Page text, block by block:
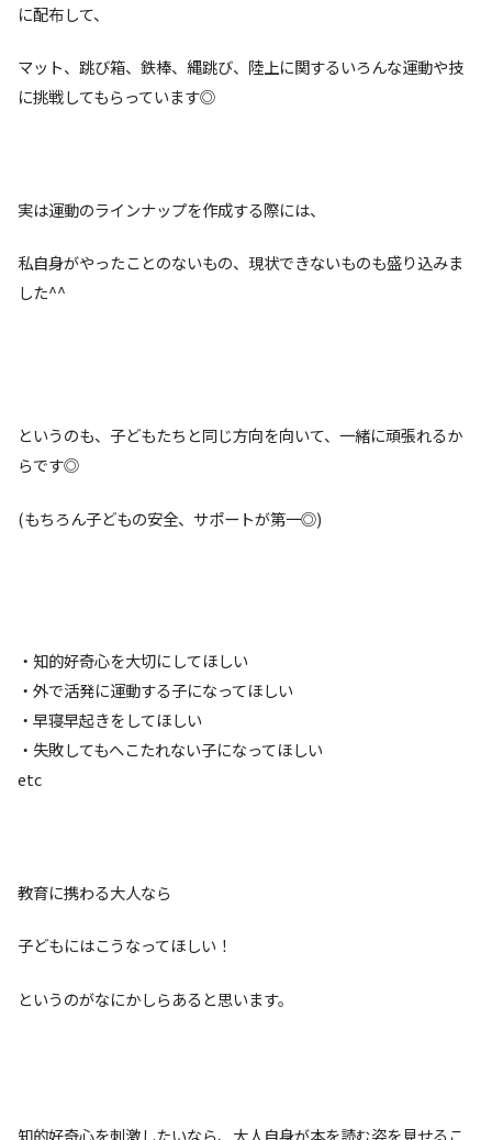
に配布して、
マット、跳び箱、鉄棒、縄跳び、陸上に関するいろんな運動や技
に挑戦してもらっています◎
実は運動のラインナップを作成する際には、
私自身がやったことのないもの、現状できないものも盛り込みま
した^^
というのも、子どもたちと同じ方向を向いて、一緒に頑張れるか
らです◎
(もちろん子どもの安全、サポートが第一◎)
・知的好奇心を大切にしてほしい
・外で活発に運動する子になってほしい
・早寝早起きをしてほしい
・失敗してもへこたれない子になってほしい
etc
教育に携わる大人なら
子どもにはこうなってほしい！
というのがなにかしらあると思います。
知的好奇心を刺激したいなら、大人自身が本を読む姿を見せるこ